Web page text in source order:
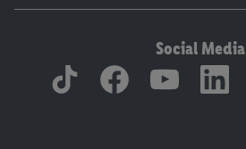
Social Media